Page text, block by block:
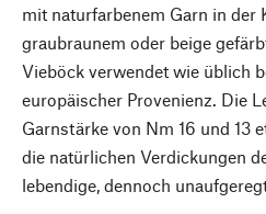
mit naturfarbenem Garn in der
graubraunem oder beige
Vieböck verwendet wie üblich
europäischer Provenienz. Die
Garnstärke von Nm 16 und 13
die natürlichen Verdickungen
lebendige, dennoch